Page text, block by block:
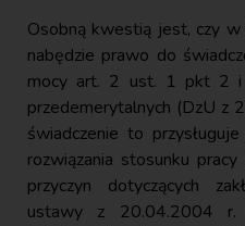
Osobną kwestią jest, czy
nabędzie prawo do
mocy art. 2 ust. 1 pkt 2 i
przedemerytalnych (DzU z
świadczenie to
rozwiązania stosunku
przyczyn dotyczących
ustawy z 20.04.2004 r.